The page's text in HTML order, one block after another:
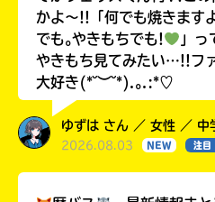
かよ〜!!「何でも焼きます
でも｡やきもちでも!
」っ
やきもち見てみたい…!!フ
大好き(*˘︶˘*).｡.:*♡
ゆずは さん ／ 女性 ／ 中
2026.08.03 NEW 注目